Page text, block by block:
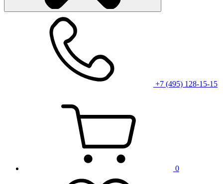
+7 (495) 128-15-15
0